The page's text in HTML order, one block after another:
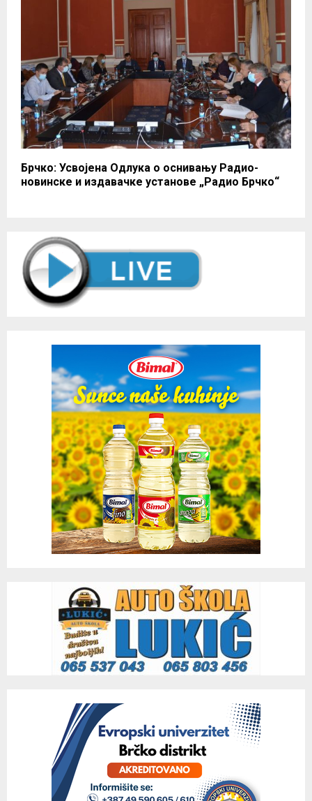
Брчко: Усвојена Одлука о оснивању Радио-
новинске и издавачке установе „Радио Брчко“